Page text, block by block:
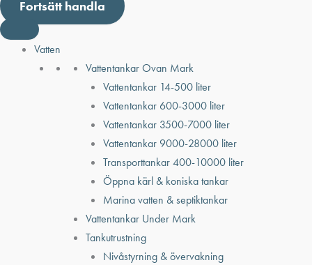
Fortsätt handla
Vatten
Vattentankar Ovan Mark
Vattentankar 14-500 liter
Vattentankar 600-3000 liter
Vattentankar 3500-7000 liter
Vattentankar 9000-28000 liter
Transporttankar 400-10000 liter
Öppna kärl & koniska tankar
Marina vatten & septiktankar
Vattentankar Under Mark
Tankutrustning
Nivåstyrning & övervakning